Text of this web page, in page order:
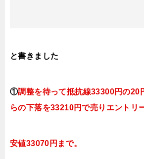
と書きました
①調整を待って抵抗線33300円の20
らの下落を33210円で売りエントリ
安値33070円まで。